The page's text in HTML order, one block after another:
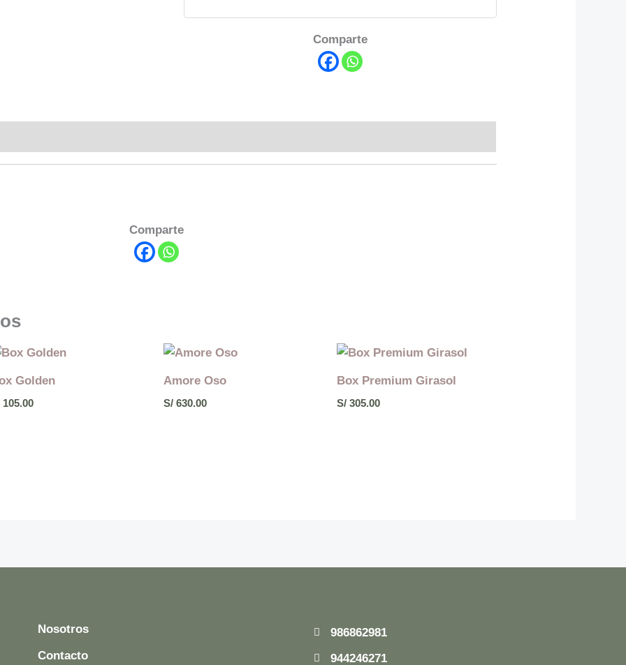
Comparte
Comparte
Golden
105.00
Amore Oso
S/ 630.00
Box Premium Girasol
S/ 305.00
Nosotros
Contacto
986862981
944246271